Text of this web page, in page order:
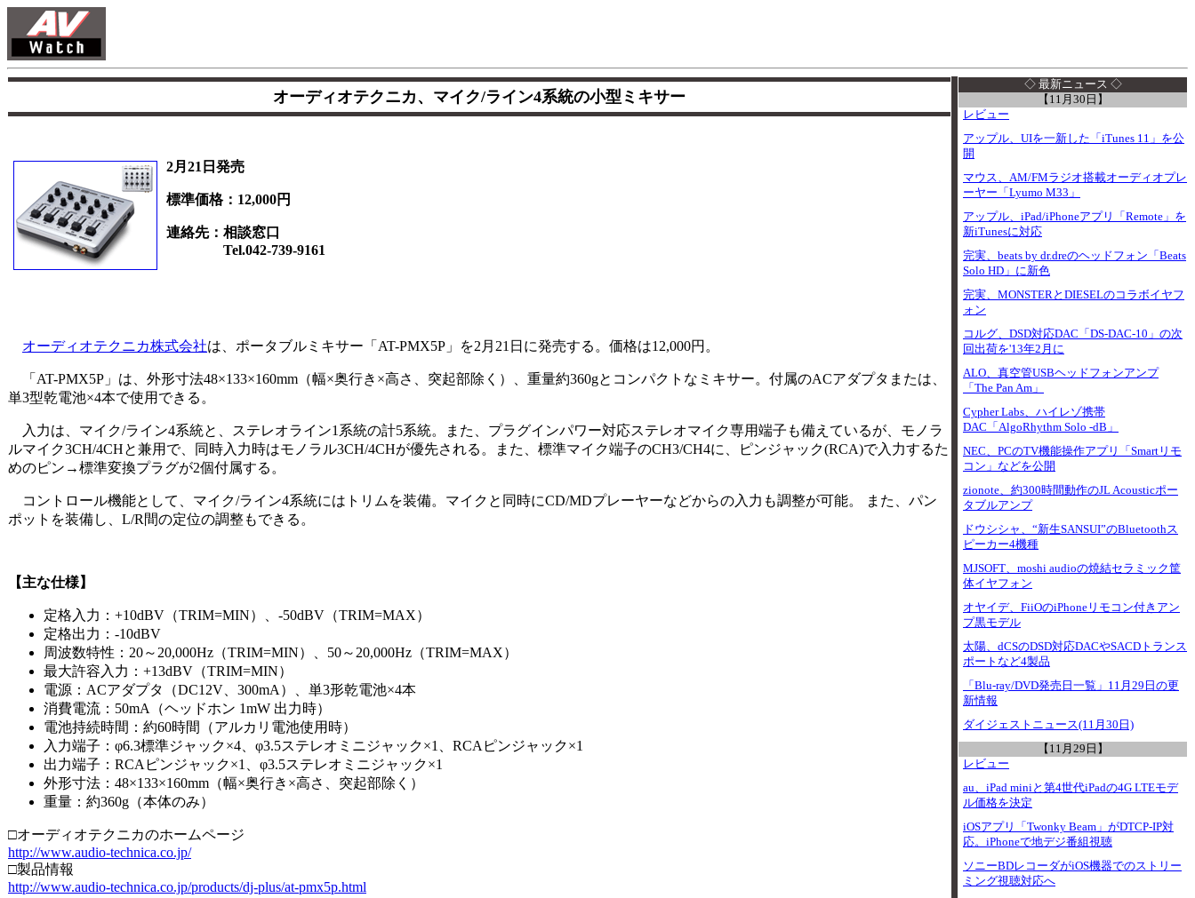
オーディオテクニカ、マイク/ライン4系統の小型ミキサー
2月21日発売
標準価格：12,000円
連絡先：相談窓口
Tel.042-739-9161
オーディオテクニカ株式会社は、ポータブルミキサー「AT-PMX5P」を2月21日に発売する。価格は12,000円。
「AT-PMX5P」は、外形寸法48×133×160mm（幅×奥行き×高さ、突起部除く）、重量約360gとコンパクトなミキサー。付属のACアダプタまたは、
単3型乾電池×4本で使用できる。
入力は、マイク/ライン4系統と、ステレオライン1系統の計5系統。また、プラグインパワー対応ステレオマイク専用端子も備えているが、モノラ
ルマイク3CH/4CHと兼用で、同時入力時はモノラル3CH/4CHが優先される。また、標準マイク端子のCH3/CH4に、ピンジャック(RCA)で入力するた
めのピン→標準変換プラグが2個付属する。
コントロール機能として、マイク/ライン4系統にはトリムを装備。マイクと同時にCD/MDプレーヤーなどからの入力も調整が可能。 また、パン
ポットを装備し、L/R間の定位の調整もできる。
【主な仕様】
定格入力：+10dBV（TRIM=MIN）、-50dBV（TRIM=MAX）
定格出力：-10dBV
周波数特性：20～20,000Hz（TRIM=MIN）、50～20,000Hz（TRIM=MAX）
最大許容入力：+13dBV（TRIM=MIN）
電源：ACアダプタ（DC12V、300mA）、単3形乾電池×4本
消費電流：50mA（ヘッドホン 1mW 出力時）
電池持続時間：約60時間（アルカリ電池使用時）
入力端子：φ6.3標準ジャック×4、φ3.5ステレオミニジャック×1、RCAピンジャック×1
出力端子：RCAピンジャック×1、φ3.5ステレオミニジャック×1
外形寸法：48×133×160mm（幅×奥行き×高さ、突起部除く）
重量：約360g（本体のみ）
□オーディオテクニカのホームページ
http://www.audio-technica.co.jp/
□製品情報
http://www.audio-technica.co.jp/products/dj-plus/at-pmx5p.html
◇ 最新ニュース ◇
【11月30日】
レビュー
アップル、UIを一新した「iTunes 11」を公
開
マウス、AM/FMラジオ搭載オーディオプレ
ーヤー「Lyumo M33」
アップル、iPad/iPhoneアプリ「Remote」を
新iTunesに対応
完実、beats by dr.dreのヘッドフォン「Beats
Solo HD」に新色
完実、MONSTERとDIESELのコラボイヤフ
ォン
コルグ、DSD対応DAC「DS-DAC-10」の次
回出荷を'13年2月に
ALO、真空管USBヘッドフォンアンプ
「The Pan Am」
Cypher Labs、ハイレゾ携帯
DAC「AlgoRhythm Solo -dB」
NEC、PCのTV機能操作アプリ「Smartリモ
コン」などを公開
zionote、約300時間動作のJL Acousticポー
タブルアンプ
ドウシシャ、“新生SANSUI”のBluetoothス
ピーカー4機種
MJSOFT、moshi audioの焼結セラミック筐
体イヤフォン
オヤイデ、FiiOのiPhoneリモコン付きアン
プ黒モデル
太陽、dCSのDSD対応DACやSACDトランス
ポートなど4製品
「Blu-ray/DVD発売日一覧」11月29日の更
新情報
ダイジェストニュース(11月30日)
【11月29日】
レビュー
au、iPad miniと第4世代iPadの4G LTEモデ
ル価格を決定
iOSアプリ「Twonky Beam」がDTCP-IP対
応。iPhoneで地デジ番組視聴
ソニーBDレコーダがiOS機器でのストリー
ミング視聴対応へ